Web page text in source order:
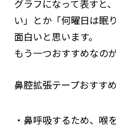
グラフになって表すと
い」とか「何曜日は眠
面白いと思います。
もう一つおすすめなの
鼻腔拡張テープおすす
鼻呼吸するため、喉